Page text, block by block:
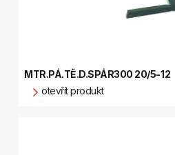
MTR.PÁ.TĚ.D.SPÁR300 20/5-12
otevřít produkt